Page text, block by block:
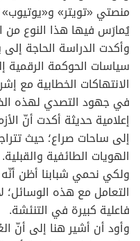
منصتي «تويتر»
يُمارَس فيها هذا النوع من
وأكدت الدراسة الحاجة
سياسات الحوكمة الرقمية
الانتهاكات الخطابية مع
في جهود التصدي لهذه
إعلامية حديثة أكدت أنّ
إلى ساحات صراع؛ حيث
الهويات الطائفية والقبلية.
ولكي نحمي شبابنا أظن
التعامل مع هذه الوسائل؛
فاعلية كبيرة في التنئشة.
وأود أن أشير هنا إلى أنّ